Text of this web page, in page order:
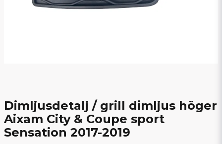
Dimljusdetalj / grill dimljus höger
Aixam City & Coupe sport
Sensation 2017-2019